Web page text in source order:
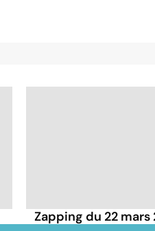
Zapping du 22 mars